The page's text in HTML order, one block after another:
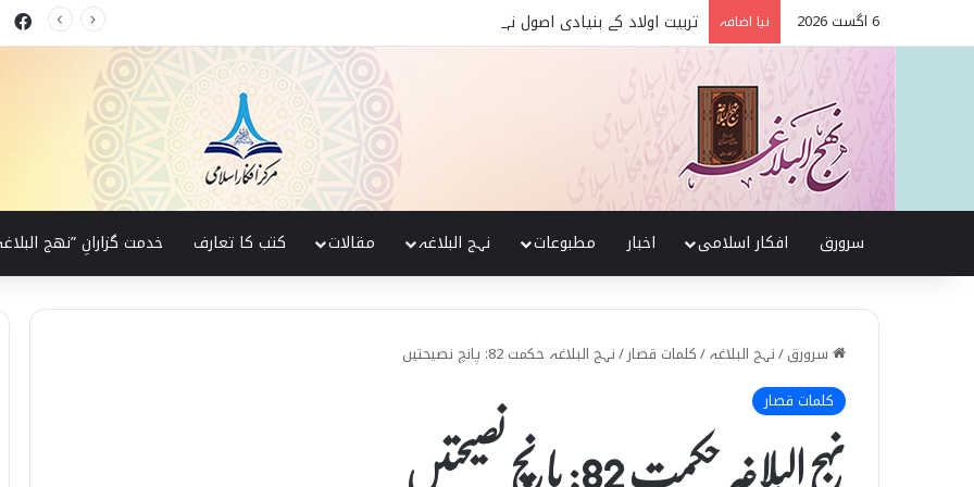
6 اگست 2026 نیا اضافہ تربیت اولاد کے بنیادی اصول نہج البلاغہ کی روشنی میں
سرورق افکار اسلامی اخبار مطبوعات نہج البلاغہ مقالات کتب کا تعارف خدمت گزارانِ ”نھج
سرورق/نہج البلاغہ/کلمات قصار/نہج البلاغہ حکمت 82: پانچ نصیحتیں
کلمات قصار